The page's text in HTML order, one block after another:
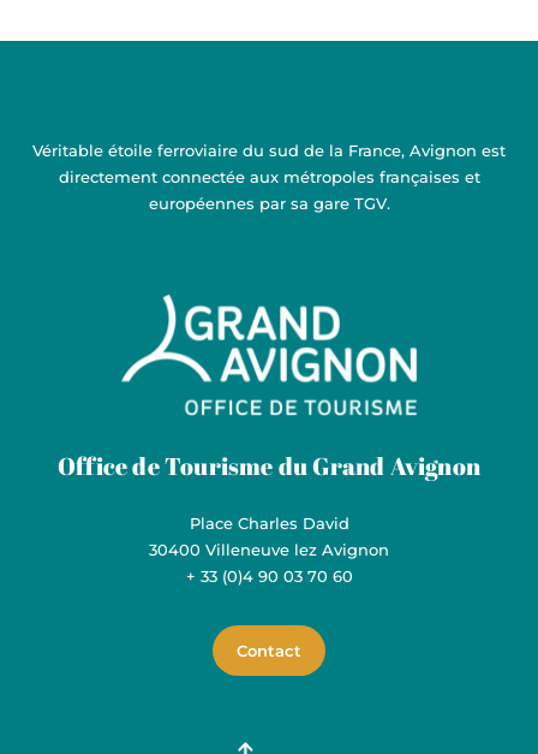
Véritable étoile ferroviaire du sud de la France, Avignon est
directement connectée aux métropoles françaises et
européennes par sa gare TGV.
Grand Avignon Tourisme
Office de Tourisme du Grand Avignon
Place Charles David
30400 Villeneuve lez Avignon
+ 33 (0)4 90 03 70 60
Contact